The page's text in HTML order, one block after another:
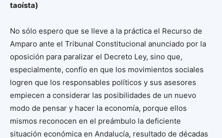
taoísta)
No sólo espero que se lleve a la práctica el Recurso de
Amparo ante el Tribunal Constitucional anunciado por la
oposición para paralizar el Decreto Ley, sino que,
especialmente, confío en que los movimientos sociales
logren que los responsables políticos y sus asesores
empiecen a considerar las posibilidades de un nuevo
modo de pensar y hacer la economía, porque ellos
mismos reconocen en el preámbulo la deficiente
situación económica en Andalucía, resultado de décadas